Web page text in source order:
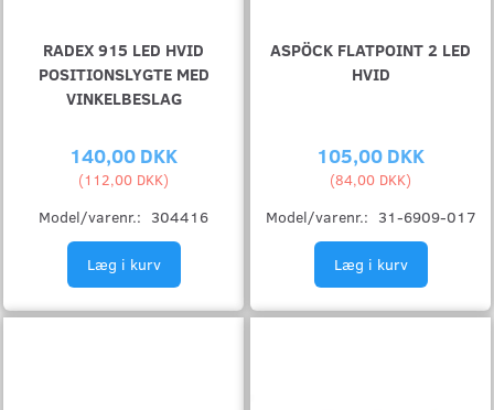
RADEX 915 LED HVID
POSITIONSLYGTE MED
VINKELBESLAG
140,00 DKK
(112,00 DKK)
Model/varenr.: 304416
Læg i kurv
ASPÖCK FLATPOINT 2 LED
HVID
105,00 DKK
(84,00 DKK)
Model/varenr.: 31-6909-017
Læg i kurv